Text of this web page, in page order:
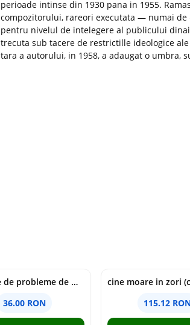
perioade intinse din 1930 pana in 1955.
compozitorului, rareori executata — numai
pentru nivelul de intelegere al publicului
trecuta sub tacere de restrictille ideologice
tara a autorului, in 1958, a adaugat o umbra,
Culegere de probleme de matematica - Clasa 5 - Ioana Monalisa Manea, Cristina Neagoe
36.00 RON
115.12